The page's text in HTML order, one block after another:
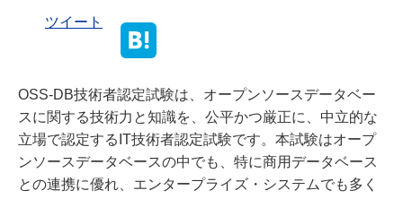
ツイート
OSS-DB技術者認定試験は、オープンソースデータベー
スに関する技術力と知識を、公平かつ厳正に、中立的な
立場で認定するIT技術者認定試験です。本試験はオープ
ンソースデータベースの中でも、特に商用データベース
との連携に優れ、エンタープライズ・システムでも多く